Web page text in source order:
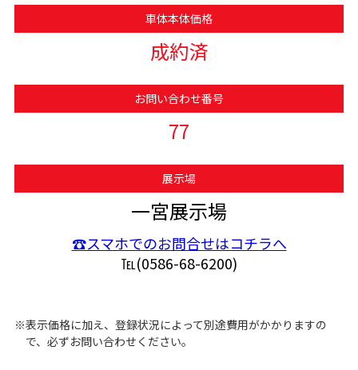
車体本体価格
成約済
お問い合わせ番号
77
展示場
一宮展示場
☎スマホでのお問合せはコチラへ
℡(0586-68-6200)
※表示価格に加え、登録状況によって別途費用がかかりますの
で、必ずお問い合わせください。